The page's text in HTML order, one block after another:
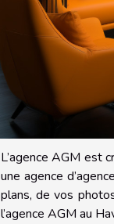
L’agence AGM est
une agence
plans, de vos
l’agence AGM au